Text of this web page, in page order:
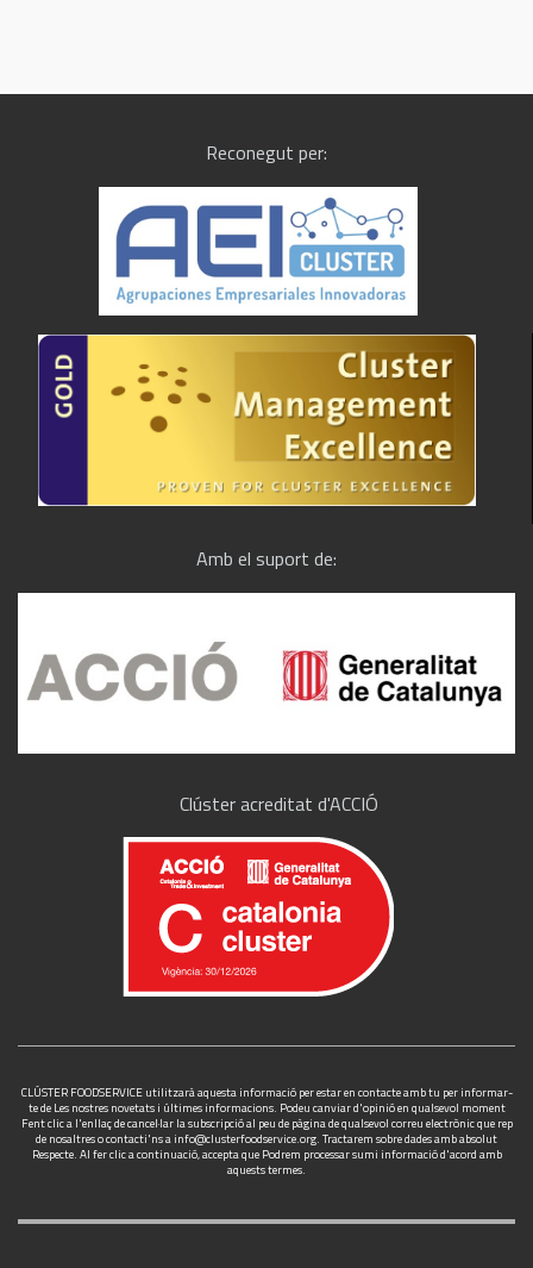
Reconegut per:
Amb el suport de:
Clúster acreditat d'ACCIÓ
CLÚSTER FOODSERVICE utilitzarà aquesta informació per estar en contacte amb tu per informar-
te de Les nostres novetats i últimes informacions. Podeu canviar d'opinió en qualsevol moment
Fent clic a l'enllaç de cancel·lar la subscripció al peu de pàgina de qualsevol correu electrònic que rep
de nosaltres o contacti'ns a info@clusterfoodservice.org. Tractarem sobre dades amb absolut
Respecte. Al fer clic a continuació, accepta que Podrem processar sumi informació d'acord amb
aquests termes.